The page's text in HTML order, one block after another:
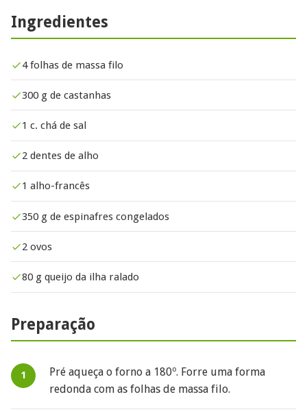
Ingredientes
4 folhas de massa filo
300 g de castanhas
1 c. chá de sal
2 dentes de alho
1 alho-francês
350 g de espinafres congelados
2 ovos
80 g queijo da ilha ralado
Preparação
Pré aqueça o forno a 180º. Forre uma forma
redonda com as folhas de massa filo.